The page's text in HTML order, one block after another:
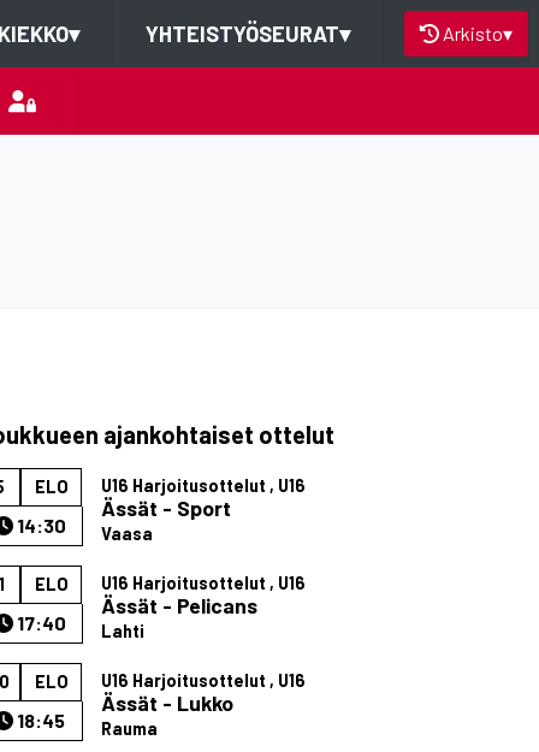
▾ YHTEISTYÖSEURAT▾ Arkisto▾
ajankohtaiset ottelut
ELO
14:30
U16 Harjoitusottelut , U16
Ässät - Sport
Vaasa
ELO
17:40
U16 Harjoitusottelut , U16
Ässät - Pelicans
Lahti
ELO
18:45
U16 Harjoitusottelut , U16
Ässät - Lukko
Rauma